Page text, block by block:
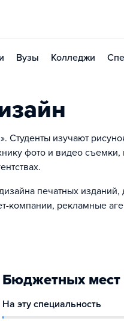
Вузы Колледжи
Студенты изучают
фото и видео съемки,
печатных изданий,
компании, рекламные
Бюджетных мест
На эту специальность